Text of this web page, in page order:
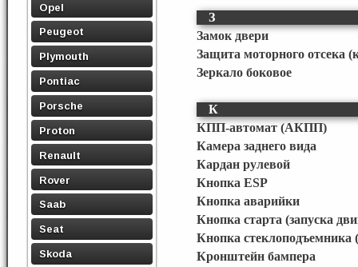
Opel
Peugeot
Plymouth
Pontiac
Porsche
Proton
Renault
Rover
Saab
Seat
Skoda
З
Замок двери
Защита моторного отсека
Зеркало боковое
К
КПП-автомат (АКПП)
Камера заднего вида
Кардан рулевой
Кнопка ESP
Кнопка аварийки
Кнопка старта (запуска
Кнопка стеклоподъемника
Кронштейн бампера